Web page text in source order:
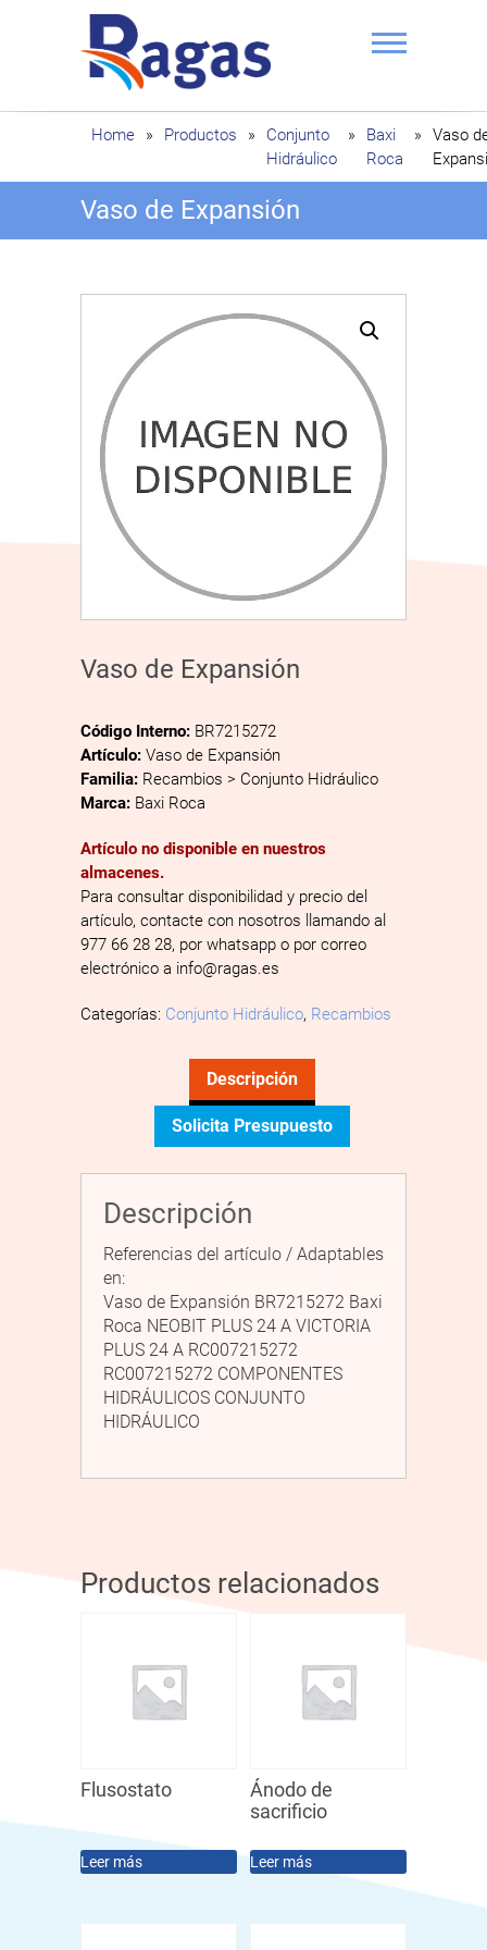
Ragas
Home » Productos »
Conjunto
Hidráulico
»
Baxi
Roca
»
Vaso
Vaso de Expansión
Vaso de Expansión
Código Interno: BR7215272
Artículo: Vaso de Expansión
Familia: Recambios > Conjunto Hidráulico
Marca: Baxi Roca
Artículo no disponible en nuestros
almacenes.
Para consultar disponibilidad y precio del
artículo, contacte con nosotros llamando al
977 66 28 28, por whatsapp o por correo
electrónico a info@ragas.es
Categorías: Conjunto Hidráulico, Recambios
Descripción
Solicita Presupuesto
Descripción
Referencias del artículo / Adaptables
en:
Vaso de Expansión BR7215272 Baxi
Roca NEOBIT PLUS 24 A VICTORIA
PLUS 24 A RC007215272
RC007215272 COMPONENTES
HIDRÁULICOS CONJUNTO
HIDRÁULICO
Productos relacionados
Flusostato
Leer más
Ánodo de
sacrificio
Leer más